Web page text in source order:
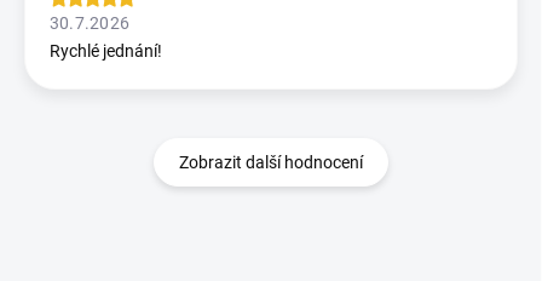
30.7.2026
Rychlé jednání!
Zobrazit další hodnocení